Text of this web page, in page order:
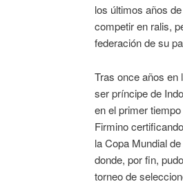
los últimos años
competir en ralis,
federación de su
Tras once años en
ser príncipe de
en el primer
Firmino
la Copa Mundial
donde, por fin,
torneo de